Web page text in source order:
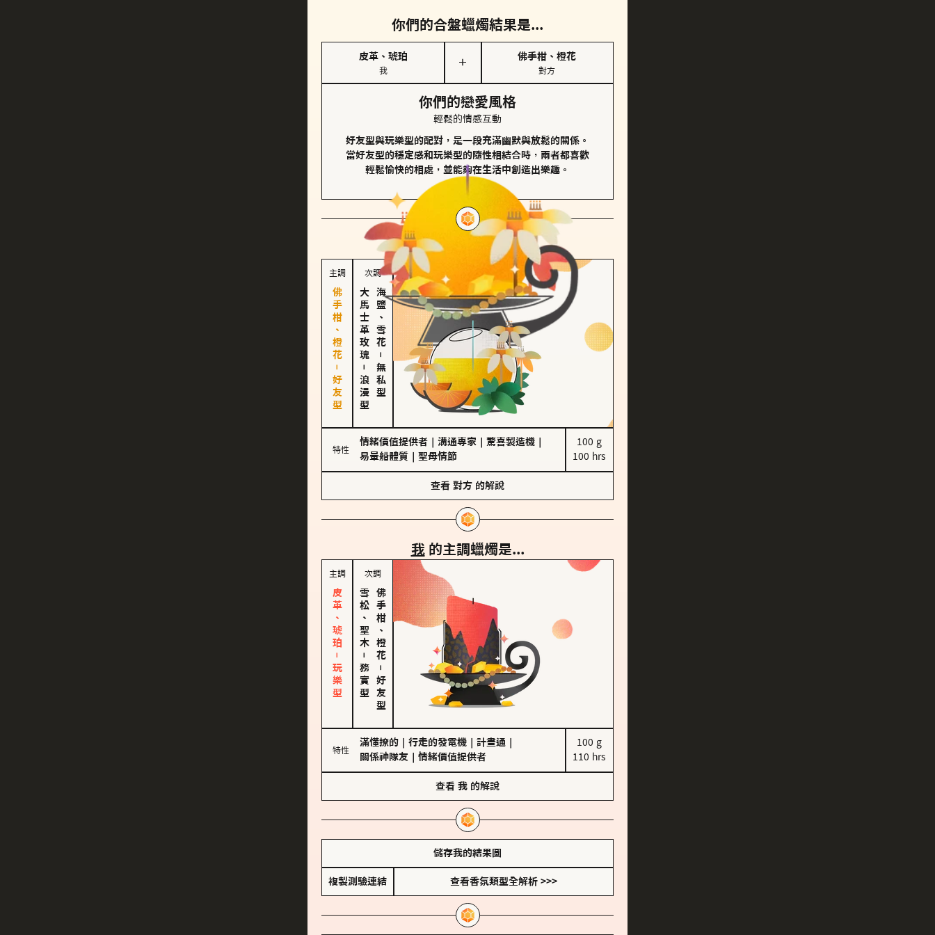
你們的合盤蠟燭結果是...
皮革、琥珀
我
＋
佛手柑、橙花
對方
你們的戀愛風格
輕鬆的情感互動
好友型與玩樂型的配對，是一段充滿幽默與放鬆的關係。
當好友型的穩定感和玩樂型的隨性相結合時，兩者都喜歡
輕鬆愉快的相處，並能夠在生活中創造出樂趣。
對方的主調蠟燭是...
主調
佛手柑、橙花－好友型
次調
大馬士革玫瑰
－
浪漫型
海鹽、雪花
－
無私型
特性
情緒價值提供者 溝通專家 驚喜製造機
易暈船體質
聖母情節
100 g
100 hrs
查看 對方 的解說
我 的主調蠟燭是...
主調
皮革、琥珀－玩樂型
次調
雪松、聖木
－
務實型
佛手柑、橙花
－
好友型
特性
滿懂撩的 行走的發電機 計畫通
關係神隊友
情緒價值提供者
100 g
110 hrs
查看 我 的解說
儲存我的結果圖
複製測驗連結 查看香氛類型全解析 >>>